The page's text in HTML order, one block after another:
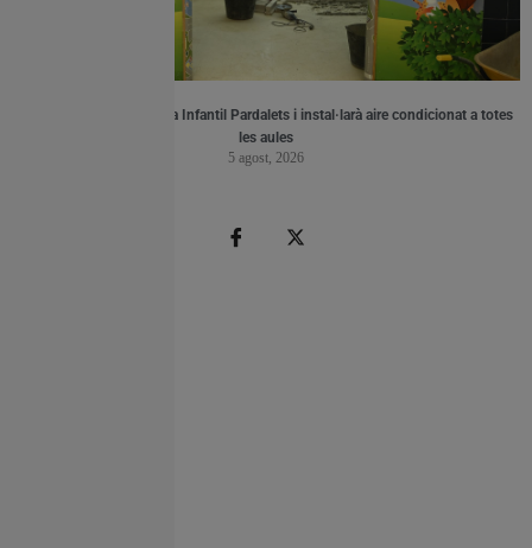
València reforma l’Escola Infantil Pardalets i instal·larà aire condicionat a totes
les aules
5 agost, 2026